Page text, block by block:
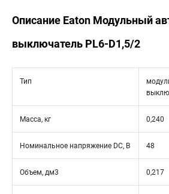
Описание Eaton Модульный
выключатель PL6-D1,5/2
Тип
Масса, кг 0,240
Номинальное напряжение DC, В 48
Объем, дм3 0,217